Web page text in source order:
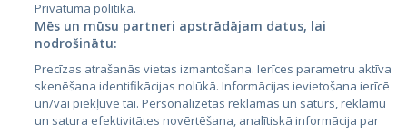
City24.lv
City24.ee
GetaPro.lv
GetaPro.ee
CVbankas.lt
Kainos.lt
Paslaugos.lt
auto24.ee
Privātuma politikā.
Mēs un mūsu partneri apstrādājam datus, lai
nodrošinātu:
Precīzas atrašanās vietas izmantošana. Ierīces parametru aktīva
skenēšana identifikācijas nolūkā. Informācijas ievietošana ierīcē
un/vai piekļuve tai. Personalizētas reklāmas un saturs, reklāmu
un satura efektivitātes novērtēšana, analītiskā informācija par